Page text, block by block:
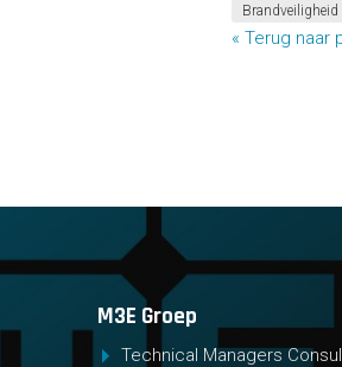
Brandveiligheid
« Terug naar
M3E Groep
Technical Managers